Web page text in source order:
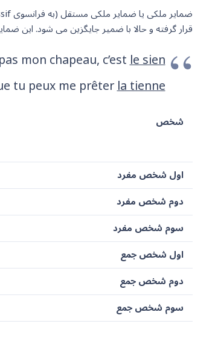
قرار گرفته و حالا با ضمیر جایگزین می شود. این
mon chapeau, c’estle sien
tu peux me prêterla tienne
شخص
اول شخص مفرد
دوم شخص مفرد
سوم شخص مفرد
اول شخص جمع
دوم شخص جمع
سوم شخص جمع